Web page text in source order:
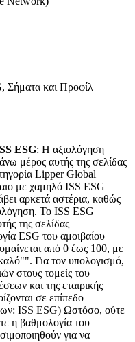
Σήματα και Προφίλ
ESG: Η αξιολόγηση
μέρος αυτής της σελίδας
Lipper Global
με χαμηλό ISS ESG
αρκετά αστέρια, καθώς
Το ISS ESG
της σελίδας
ESG του αμοιβαίου
από 0 έως 100, με
Για τον υπολογισμό,
στους τομείς του
και της εταιρικής
σε επίπεδο
ISS ESG) Ωστόσο, ούτε
η βαθμολογία του
για να